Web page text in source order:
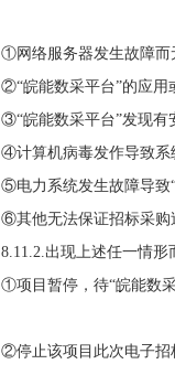
①网络服务器发生故障而
②“皖能数采平台”的应用
③“皖能数采平台”发现有
④计算机病毒发作导致系
⑤电力系统发生故障导致
⑥其他无法保证招标采购
8.11.2.出现上述任一情形
①项目暂停，待“皖能数
②停止该项目此次电子招